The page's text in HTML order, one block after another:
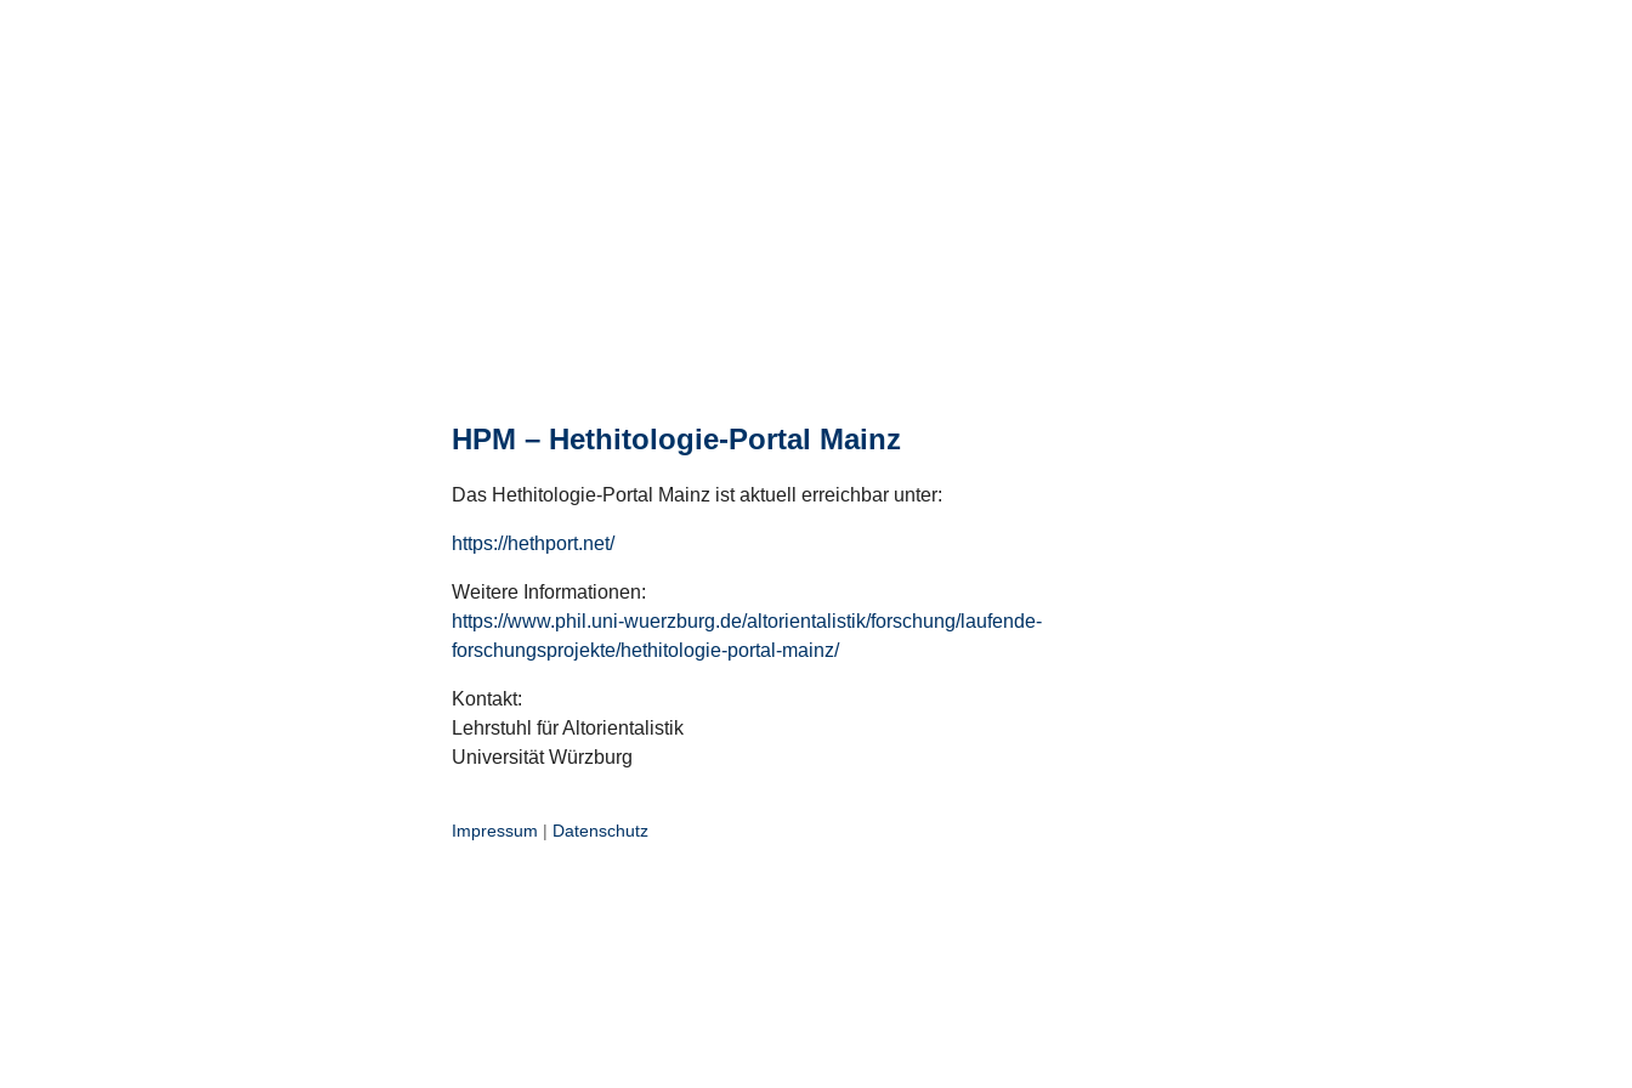
HPM – Hethitologie-Portal Mainz
Das Hethitologie-Portal Mainz ist aktuell erreichbar unter:
https://hethport.net/
Weitere Informationen:
https://www.phil.uni-wuerzburg.de/altorientalistik/forschung/laufende-
forschungsprojekte/hethitologie-portal-mainz/
Kontakt:
Lehrstuhl für Altorientalistik
Universität Würzburg
Impressum | Datenschutz